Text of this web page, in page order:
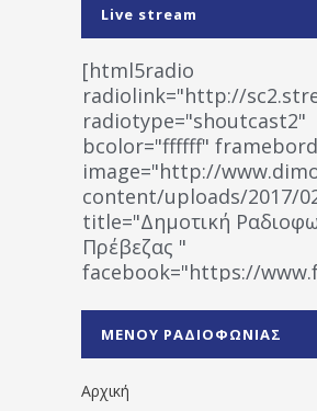
Live stream
[html5radio
radiolink="http://
radiotype="shoutcast2"
bcolor="ffffff"
image="http://
content/uploads/2017/
title="Δημοτική
Πρέβεζας "
facebook="https://
1531194763766854/"
ΜΕΝΟΥ ΡΑΔΙΟΦΩΝΙΑΣ
Αρχική